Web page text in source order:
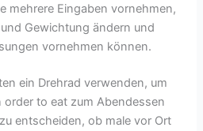
mehrere Eingaben vornehmen,
Gewichtung ändern und
vornehmen können.
ein Drehrad verwenden, um
to eat zum Abendessen
entscheiden, ob male vor Ort